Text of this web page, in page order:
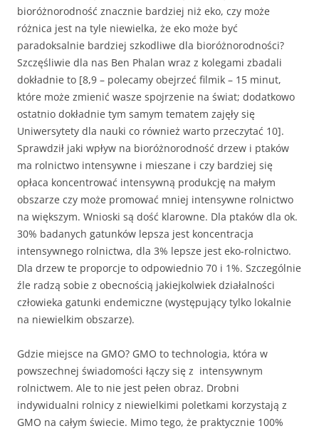
bioróżnorodność znacznie bardziej niż eko, czy może
różnica jest na tyle niewielka, że eko może być
paradoksalnie bardziej szkodliwe dla bioróżnorodności?
Szczęśliwie dla nas Ben Phalan wraz z kolegami zbadali
dokładnie to [8,9 – polecamy obejrzeć filmik – 15 minut,
które może zmienić wasze spojrzenie na świat; dodatkowo
ostatnio dokładnie tym samym tematem zajęły się
Uniwersytety dla nauki co również warto przeczytać 10].
Sprawdził jaki wpływ na bioróżnorodność drzew i ptaków
ma rolnictwo intensywne i mieszane i czy bardziej się
opłaca koncentrować intensywną produkcję na małym
obszarze czy może promować mniej intensywne rolnictwo
na większym. Wnioski są dość klarowne. Dla ptaków dla ok.
30% badanych gatunków lepsza jest koncentracja
intensywnego rolnictwa, dla 3% lepsze jest eko-rolnictwo.
Dla drzew te proporcje to odpowiednio 70 i 1%. Szczególnie
źle radzą sobie z obecnością jakiejkolwiek działalności
człowieka gatunki endemiczne (występujący tylko lokalnie
na niewielkim obszarze).
Gdzie miejsce na GMO? GMO to technologia, która w
powszechnej świadomości łączy się z intensywnym
rolnictwem. Ale to nie jest pełen obraz. Drobni
indywidualni rolnicy z niewielkimi poletkami korzystają z
GMO na całym świecie. Mimo tego, że praktycznie 100%